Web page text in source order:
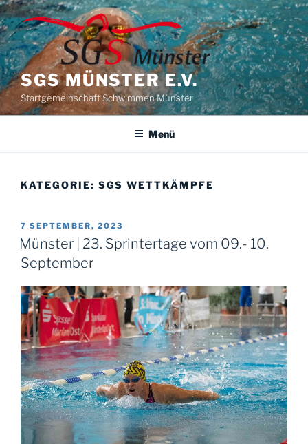
Zum
Inhalt
springen
SGS MÜNSTER E.V.
Startgemeinschaft Schwimmen Münster
Menü
KATEGORIE: SGS WETTKÄMPFE
VERÖFFENTLICHT
AM
7 SEPTEMBER, 2023
Münster | 23. Sprintertage vom 09.- 10.
September